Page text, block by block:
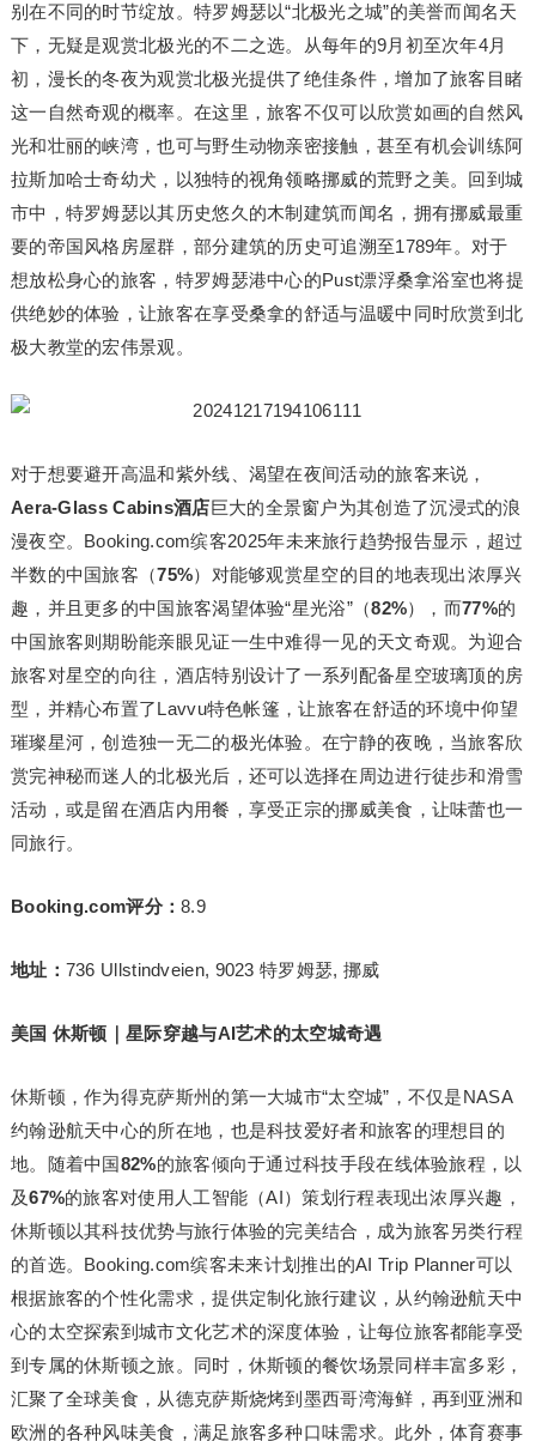
别在不同的时节绽放。特罗姆瑟以“北极光之城”的美誉而闻名天
下，无疑是观赏北极光的不二之选。从每年的9月初至次年4月
初，漫长的冬夜为观赏北极光提供了绝佳条件，增加了旅客目睹
这一自然奇观的概率。在这里，旅客不仅可以欣赏如画的自然风
光和壮丽的峡湾，也可与野生动物亲密接触，甚至有机会训练阿
拉斯加哈士奇幼犬，以独特的视角领略挪威的荒野之美。回到城
市中，特罗姆瑟以其历史悠久的木制建筑而闻名，拥有挪威最重
要的帝国风格房屋群，部分建筑的历史可追溯至1789年。对于
想放松身心的旅客，特罗姆瑟港中心的Pust漂浮桑拿浴室也将提
供绝妙的体验，让旅客在享受桑拿的舒适与温暖中同时欣赏到北
极大教堂的宏伟景观。
对于想要避开高温和紫外线、渴望在夜间活动的旅客来说，
Aera-Glass Cabins酒店巨大的全景窗户为其创造了沉浸式的浪
漫夜空。Booking.com缤客2025年未来旅行趋势报告显示，超过
半数的中国旅客（75%）对能够观赏星空的目的地表现出浓厚兴
趣，并且更多的中国旅客渴望体验“星光浴”（82%），而77%的
中国旅客则期盼能亲眼见证一生中难得一见的天文奇观。为迎合
旅客对星空的向往，酒店特别设计了一系列配备星空玻璃顶的房
型，并精心布置了Lavvu特色帐篷，让旅客在舒适的环境中仰望
璀璨星河，创造独一无二的极光体验。在宁静的夜晚，当旅客欣
赏完神秘而迷人的北极光后，还可以选择在周边进行徒步和滑雪
活动，或是留在酒店内用餐，享受正宗的挪威美食，让味蕾也一
同旅行。
Booking.com评分：8.9
地址： 736 Ullstindveien, 9023 特罗姆瑟, 挪威
美国 休斯顿｜星际穿越与AI艺术的太空城奇遇
休斯顿，作为得克萨斯州的第一大城市“太空城”，不仅是NASA
约翰逊航天中心的所在地，也是科技爱好者和旅客的理想目的
地。随着中国82%的旅客倾向于通过科技手段在线体验旅程，以
及67%的旅客对使用人工智能（AI）策划行程表现出浓厚兴趣，
休斯顿以其科技优势与旅行体验的完美结合，成为旅客另类行程
的首选。Booking.com缤客未来计划推出的AI Trip Planner可以
根据旅客的个性化需求，提供定制化旅行建议，从约翰逊航天中
心的太空探索到城市文化艺术的深度体验，让每位旅客都能享受
到专属的休斯顿之旅。同时，休斯顿的餐饮场景同样丰富多彩，
汇聚了全球美食，从德克萨斯烧烤到墨西哥湾海鲜，再到亚洲和
欧洲的各种风味美食，满足旅客多种口味需求。此外，体育赛事